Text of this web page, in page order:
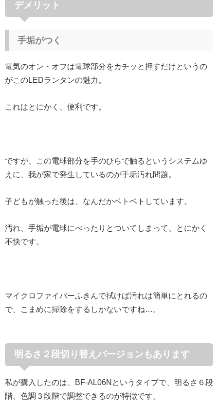
デメリット
手垢がつく
電気のオン・オフは電球部分をカチッと押すだけというの
がこのLEDランタンの魅力。
これはとにかく、便利です。
ですが、この電球部分を手のひらで触るというシステムゆ
えに、我が家で発生しているのが手垢汚れ問題。
子どもが触った後は、なんだかベトベトしています。
汚れ、手垢が電球にべったりとついてしまって、とにかく
不快です。
マイクロファイバーふきんで拭けば汚れは簡単にとれるの
で、こまめに掃除をするしかないですね…。
明るさ２段切り替えバージョンもあります
私が購入したのは、BF-AL06Nというタイプで、明るさ６段
階、色調３段階で調整できるのが特徴です。